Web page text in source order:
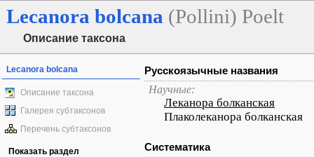
Lecanora bolcana (Pollini) Poelt
Описание таксона
Lecanora bolcana
Описание таксона
Галерея субтаксонов
Перечень субтаксонов
Показать раздел
Русскоязычные названия
Научные:
Леканора болканская
Плаколеканора болканская
Систематика